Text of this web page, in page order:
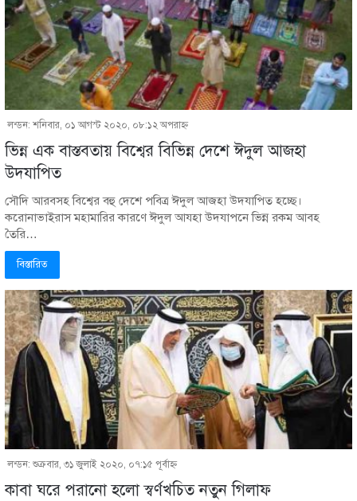
লন্ডন: শনিবার, ০১ আগস্ট ২০২০, ০৮:১২ অপরাহ্ণ
ভিন্ন এক বাস্তবতায় বিশ্বের বিভিন্ন দেশে ঈদুল আজহা
উদযাপিত
সৌদি আরবসহ বিশ্বের বহু দেশে পবিত্র ঈদুল আজহা উদযাপিত হচ্ছে।
করোনাভাইরাস মহামারির কারণে ঈদুল আযহা উদযাপনে ভিন্ন রকম আবহ
তৈরি…
বিস্তারিত
লন্ডন: শুক্রবার, ৩১ জুলাই ২০২০, ০৭:১৫ পূর্বাহ্ণ
কাবা ঘরে পরানো হলো স্বর্ণখচিত নতুন গিলাফ